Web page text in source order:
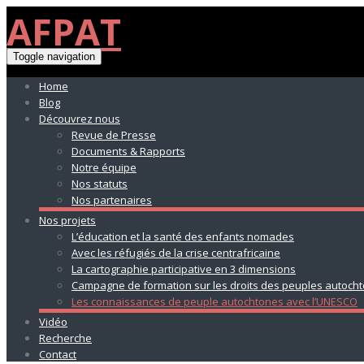
AFPAT
Toggle navigation
Home
Blog
Découvrez nous
Revue de Presse
Documents & Rapports
Notre équipe
Nos statuts
Nos partenaires
Nos projets
L’éducation et la santé des enfants nomades
Avec les réfugiés de la crise centrafricaine
La cartographie participative en 3 dimensions
Campagne de formation sur les droits des peuples
Les connaissances de peuple autochtones avec l’UNESCO
Vidéo
Recherche
Contact